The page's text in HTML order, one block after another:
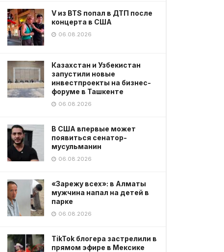
V из BTS попал в ДТП после
концерта в США
06.08.2026
Казахстан и Узбекистан
запустили новые
инвестпроекты на бизнес-
форуме в Ташкенте
06.08.2026
В США впервые может
появиться сенатор-
мусульманин
06.08.2026
«Зарежу всех»: в Алматы
мужчина напал на детей в
парке
06.08.2026
TikTok блогера застрелили в
прямом эфире в Мексике